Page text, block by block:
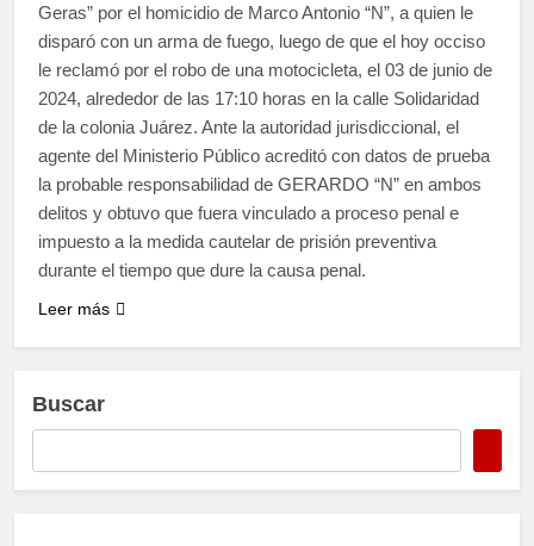
Geras” por el homicidio de Marco Antonio “N”, a quien le
disparó con un arma de fuego, luego de que el hoy occiso
le reclamó por el robo de una motocicleta, el 03 de junio de
2024, alrededor de las 17:10 horas en la calle Solidaridad
de la colonia Juárez. Ante la autoridad jurisdiccional, el
agente del Ministerio Público acreditó con datos de prueba
la probable responsabilidad de GERARDO “N” en ambos
delitos y obtuvo que fuera vinculado a proceso penal e
impuesto a la medida cautelar de prisión preventiva
durante el tiempo que dure la causa penal.
Leer más
Buscar